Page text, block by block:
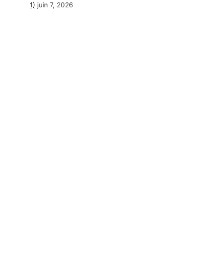
1) juin 7, 2026